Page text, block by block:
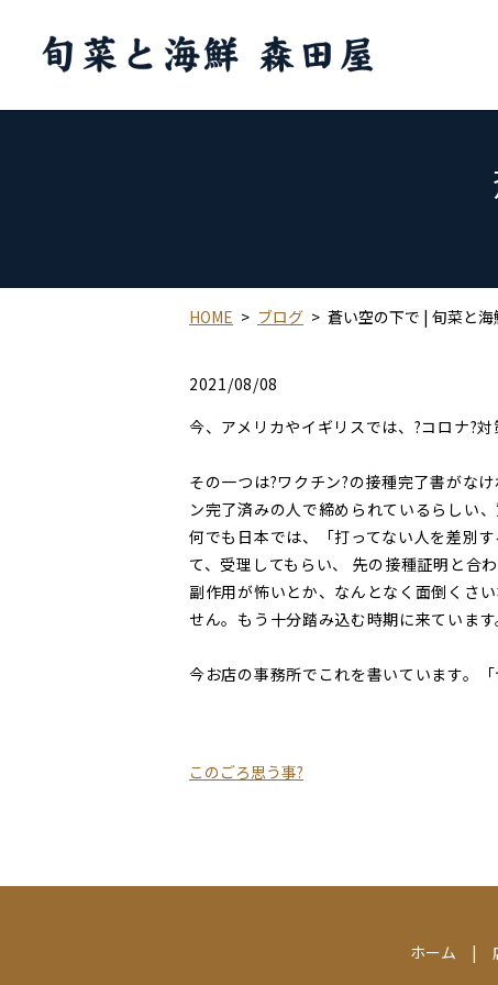
HOME ブログ 蒼い空の下で | 旬菜と海
2021/08/08
今、アメリカやイギリスでは、?コロナ?
その一つは?ワクチン?の接種完了書がな
ン完了済みの人で締められているらしい、
何でも日本では、「打ってない人を差別
て、受理してもらい、 先の接種証明と合
副作用が怖いとか、なんとなく面倒くさ
せん。もう十分踏み込む時期に来ていま
今お店の事務所でこれを書いています。
このごろ思う事?
ホーム